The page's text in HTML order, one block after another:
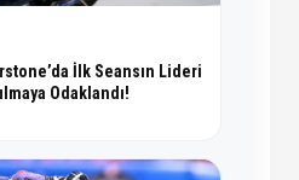
İlk Seansın Lideri
Odaklandı!